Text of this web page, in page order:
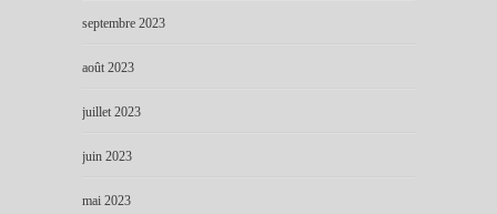
septembre 2023
août 2023
juillet 2023
juin 2023
mai 2023